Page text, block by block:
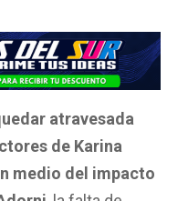
atravesada
de Karina
medio del impacto